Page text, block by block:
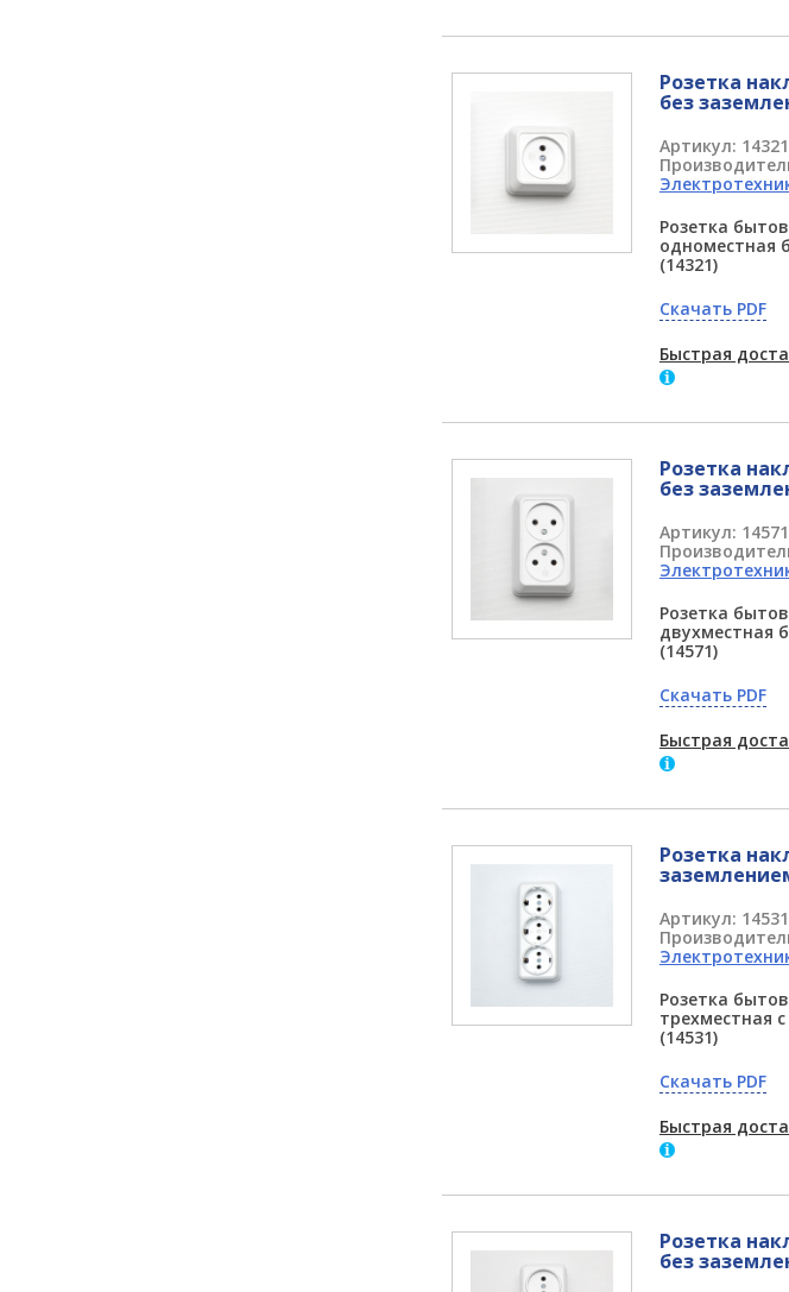
Розетка
без
Артикул: 14321
Розетка
одноместная
(14321)
Скачать PDF
Быстрая
Розетка
без
Артикул: 14571
Розетка
двухместная
(14571)
Скачать PDF
Быстрая
Розетка
Артикул: 14531
Розетка
трехместная
(14531)
Скачать PDF
Быстрая
Розетка
без